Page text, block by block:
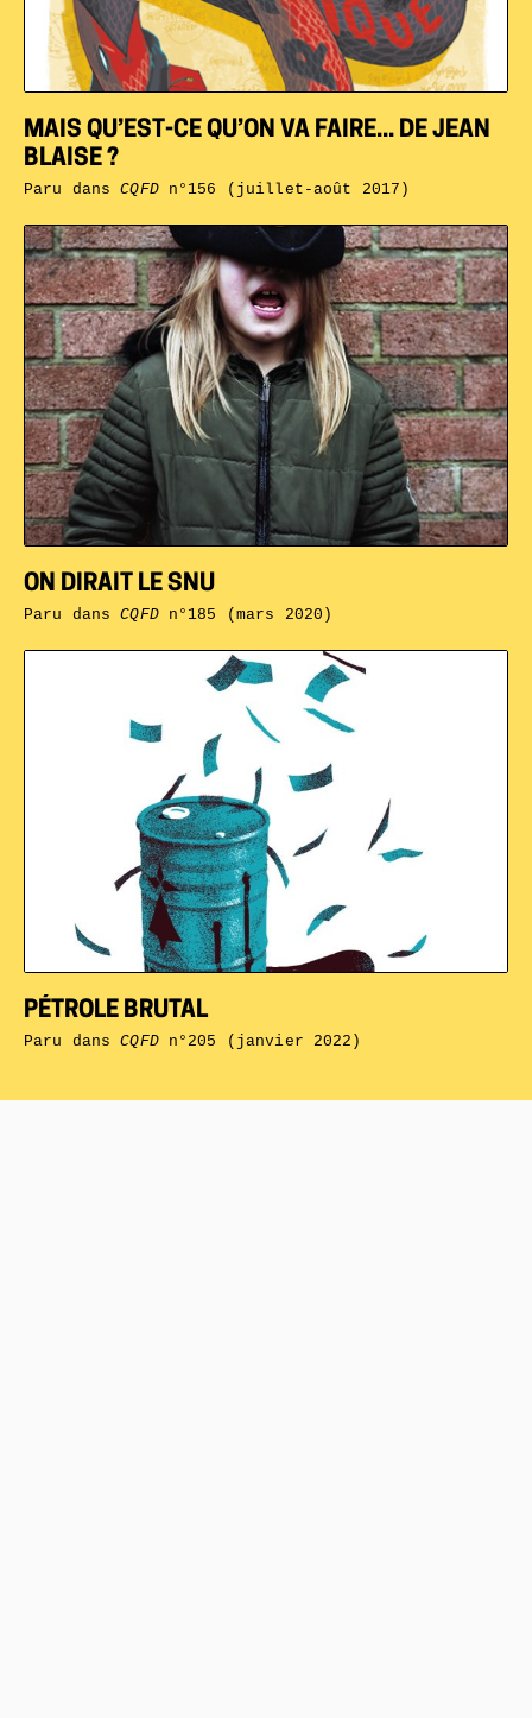
PÉTROLE BRUTAL
Paru dansCQFDn°205 (janvier 2022)
ON DIRAIT LE SNU
Paru dansCQFDn°185 (mars 2020)
MAIS QU’EST-CE QU’ON VA FAIRE... DE JEAN
BLAISE ?
Paru dansCQFDn°156 (juillet-août 2017)